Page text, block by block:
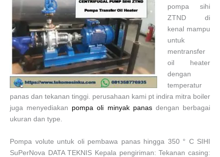
pompa sihi
ZTND di
kenal mampu
untuk
mentransfer
oil heater
dengan
temperatur
panas dan tekanan tinggi. perusahaan kami pt indira mitra boiler
juga menyediakan pompa oli minyak panasdengan berbagai
ukuran dan type.
Pompa volute untuk oli pembawa panas hingga 350 ° C SIHI
SuPerNova DATA TEKNIS Kepala pengiriman: Tekanan casing: